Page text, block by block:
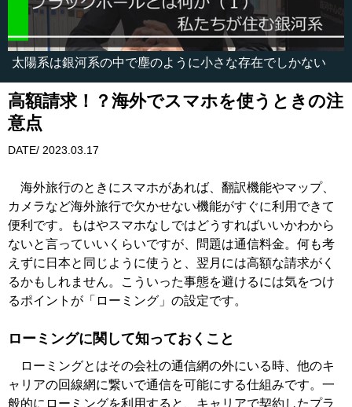
太陽系は銀河系の中で塵のように小さな存在でしかない
高額請求！？海外でスマホを使うときの注
意点
DATE/ 2023.03.17
海外旅行のときにスマホがあれば、翻訳機能やマップ、
カメラなど海外旅行で欠かせない機能がすぐに利用できて
便利です。もはやスマホなしではどうすればいいかわから
ないと言っていいくらいですが、問題は通信料金。何も考
えずに日本と同じように使うと、翌月には高額な請求がく
るかもしれません。こういった事態を避けるには気をつけ
るポイントが「ローミング」の設定です。
ローミングに関して知っておくこと
ローミングとはその会社の通信網の外にいる時、他のキ
ャリアの回線網に繋いで通信を可能にする仕組みです。一
般的にローミングを利用すると、キャリアで契約したプラ